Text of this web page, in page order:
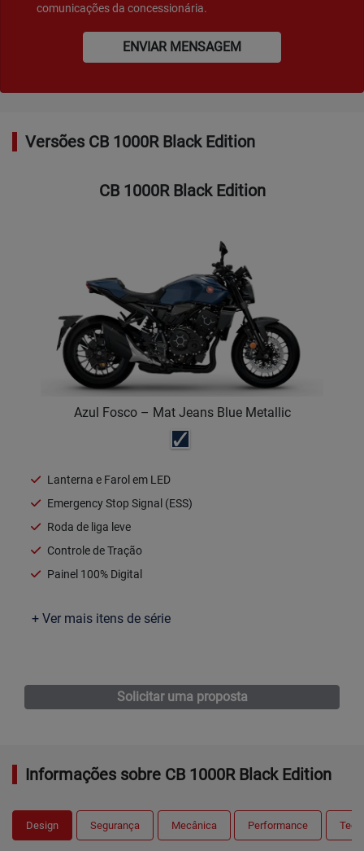
comunicações da concessionária.
ENVIAR MENSAGEM
Versões CB 1000R Black Edition
CB 1000R Black Edition
Azul Fosco – Mat Jeans Blue Metallic
Lanterna e Farol em LED
Emergency Stop Signal (ESS)
Roda de liga leve
Controle de Tração
Painel 100% Digital
+ Ver mais itens de série
Solicitar uma proposta
Informações sobre CB 1000R Black Edition
Design Segurança Mecânica Performance